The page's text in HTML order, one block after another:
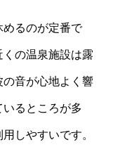
るのが定番で
の温泉施設は露
音が心地よく響
るところが多
しやすいです。